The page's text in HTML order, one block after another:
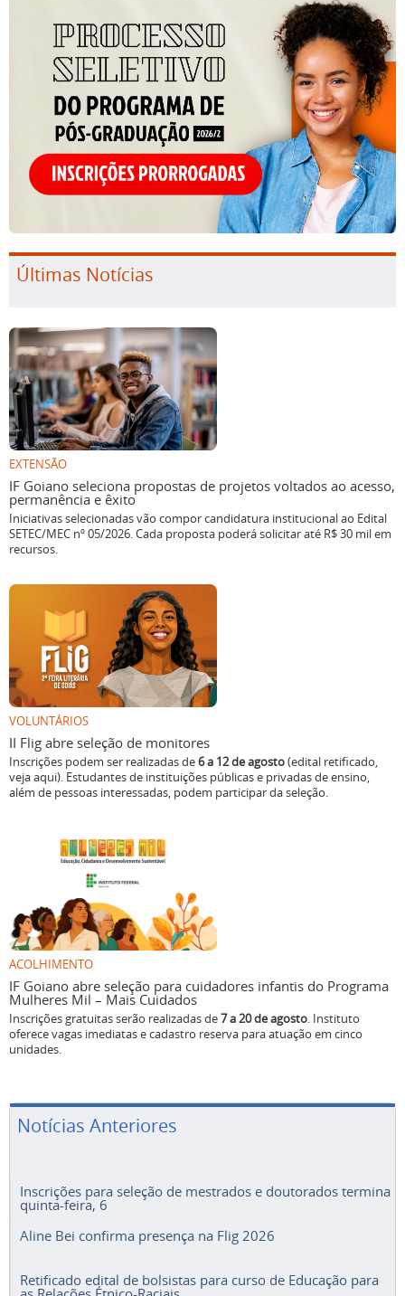
Últimas Notícias
EXTENSÃO
IF Goiano seleciona propostas de projetos voltados ao acesso,
permanência e êxito
Iniciativas selecionadas vão compor candidatura institucional ao Edital
SETEC/MEC nº 05/2026. Cada proposta poderá solicitar até R$ 30 mil em
recursos.
VOLUNTÁRIOS
II Flig abre seleção de monitores
Inscrições podem ser realizadas de6 a 12 de agosto(edital retificado,
veja aqui). Estudantes de instituições públicas e privadas de ensino,
além de pessoas interessadas, podem participar da seleção.
ACOLHIMENTO
IF Goiano abre seleção para cuidadores infantis do Programa
Mulheres Mil – Mais Cuidados
Inscrições gratuitas serão realizadas de7 a 20 de agosto. Instituto
oferece vagas imediatas e cadastro reserva para atuação em cinco
unidades.
Notícias Anteriores
Inscrições para seleção de mestrados e doutorados termina
quinta-feira, 6
Aline Bei confirma presença na Flig 2026
Retificado edital de bolsistas para curso de Educação para